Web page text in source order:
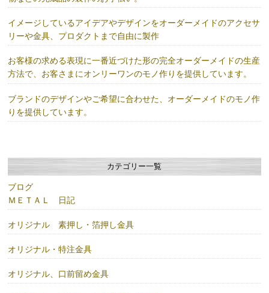
イメージしているアイデアやデザインをオーダーメイドのアクセサ
リーや金具、プロダクトまで自由に製作
お客様の求める表現に一番近づけた形の完全オーダーメイドの生産
方法で、お客さまにオンリーワンのモノ作りを提供しています。
ブランドのデザインやご希望に合わせた、オーダーメイドのモノ作
りを提供しています。
カテゴリー一覧
ブログ
ＭＥＴＡＬ 日記
オリジナル 素押し・箔押し金具
オリジナル・特注金具
オリジナル、口前留め金具